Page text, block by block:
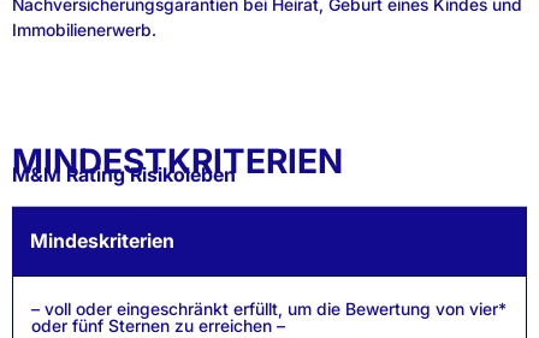
Nachversicherungsgarantien bei Heirat, Geburt eines Kindes und
Immobilienerwerb.
MINDESTKRITERIEN
M&M Rating Risikoleben
Mindeskriterien
– voll oder eingeschränkt erfüllt, um die Bewertung von vier*
oder fünf Sternen zu erreichen –